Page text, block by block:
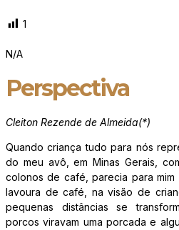
1
N/A
Perspectiva
Cleiton Rezende de Almeida(*)
Quando criança tudo para nós
do meu avô, em Minas Gerais,
colonos de café, parecia para mim
lavoura de café, na visão de
pequenas distâncias se
porcos viravam uma porcada e